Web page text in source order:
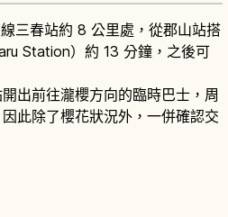
三春站約 8 公里處，從郡山站搭
Station）約 13 分鐘，之後可
出前往瀧櫻方向的臨時巴士，周
此除了櫻花狀況外，一併確認交